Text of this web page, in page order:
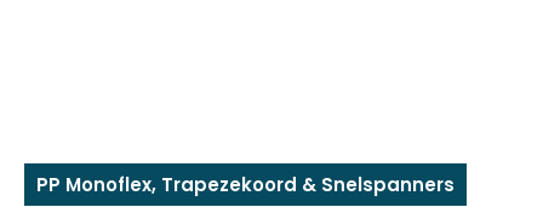
PP Monoflex, Trapezekoord & Snelspanners